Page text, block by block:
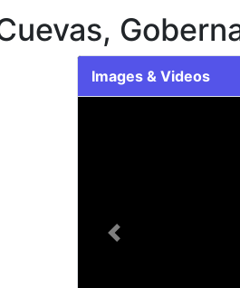
Images & Videos
Previous